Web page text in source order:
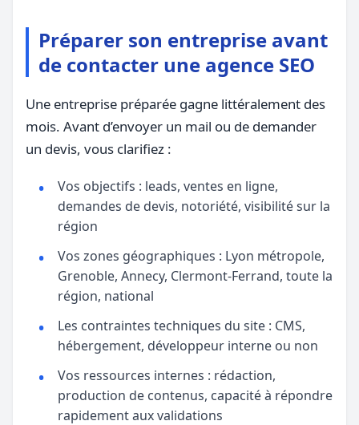
Préparer son entreprise avant
de contacter une agence SEO
Une entreprise préparée gagne littéralement des
mois. Avant d’envoyer un mail ou de demander
un devis, vous clarifiez :
Vos objectifs : leads, ventes en ligne,
demandes de devis, notoriété, visibilité sur la
région
Vos zones géographiques : Lyon métropole,
Grenoble, Annecy, Clermont-Ferrand, toute la
région, national
Les contraintes techniques du site : CMS,
hébergement, développeur interne ou non
Vos ressources internes : rédaction,
production de contenus, capacité à répondre
rapidement aux validations